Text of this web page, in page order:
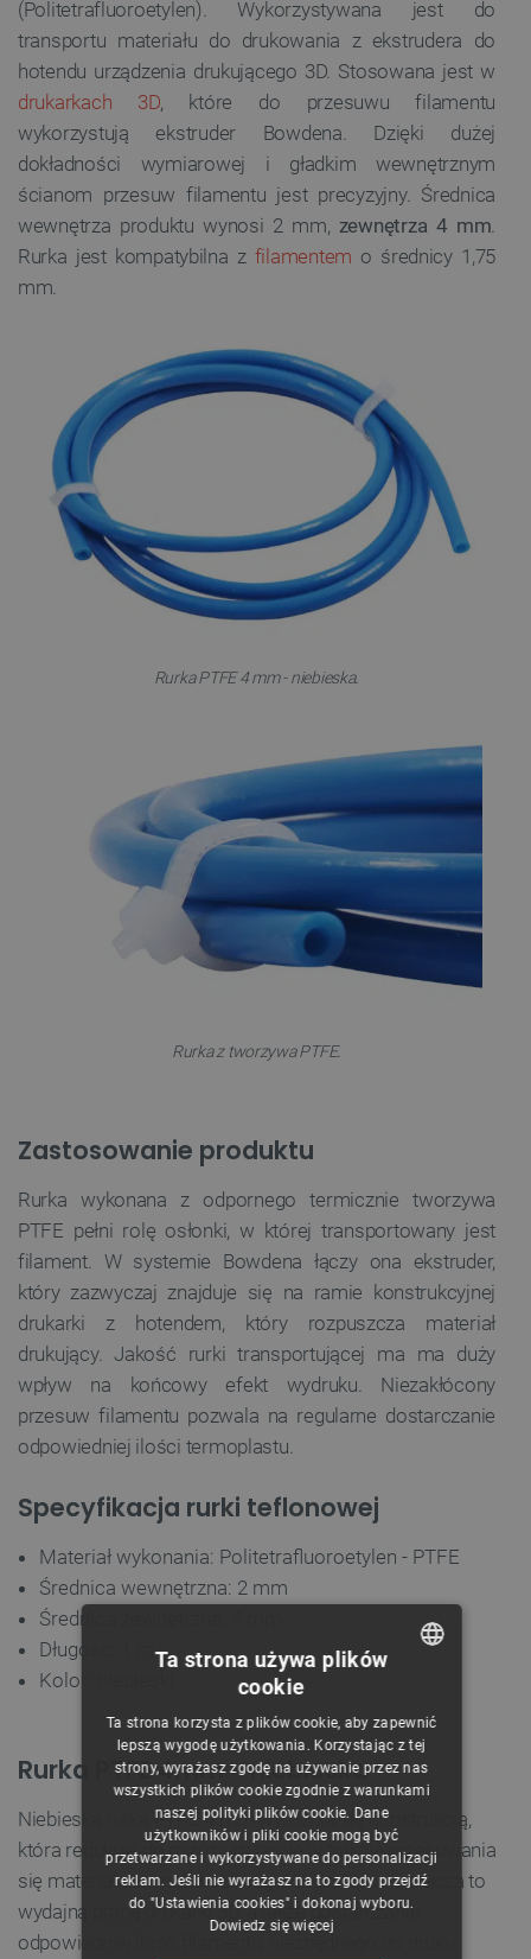
(Politetrafluoroetylen). Wykorzystywana jest do
transportu materiału do drukowania z ekstrudera do
hotendu urządzenia drukującego 3D. Stosowana jest w
drukarkach 3D, które do przesuwu filamentu
wykorzystują ekstruder Bowdena. Dzięki dużej
dokładności wymiarowej i gładkim wewnętrznym
ścianom przesuw filamentu jest precyzyjny. Średnica
wewnętrza produktu wynosi 2 mm, zewnętrza 4 mm
Rurka jest kompatybilna z filamentem o średnicy 1,75
mm.
Rurka PTFE 4 mm - niebieska.
Rurka z tworzywa PTFE.
Zastosowanie produktu
Rurka wykonana z odpornego termicznie tworzywa
PTFE pełni rolę osłonki, w której transportowany jest
filament. W systemie Bowdena łączy ona ekstruder,
który zazwyczaj znajduje się na ramie konstrukcyjnej
drukarki z hotendem, który rozpuszcza materiał
drukujący. Jakość rurki transportującej ma ma duży
wpływ na końcowy efekt wydruku. Niezakłócony
przesuw filamentu pozwala na regularne dostarczanie
odpowiedniej ilości termoplastu.
Specyfikacja rurki teflonowej
Materiał wykonania: Politetrafluoroetylen - PTFE
Średnica wewnętrzna: 2 mm
Średnica zewnętrzna: 4 mm
Długość: 1 m
Kolor: niebieski
Rurka PTFE 4mm - niebieska
Niebieska rurka PTFE 4 mm wyróżnia się konstrukcją,
która redukuje do minimum tarcie w trakcie przesuwania
się materiału termokurczliwego. W praktyce oznacza to
wydajną pracę drukarki 3D, a także dostarczanie
odpowiedniej ilość filamentu, niezbędnego do druku
CZECH
ENGLISH
GERMAN
Ta strona używa plików
cookie
Ta strona korzysta z plików cookie, aby zapewnić
lepszą wygodę użytkowania. Korzystając z tej
strony, wyrażasz zgodę na używanie przez nas
wszystkich plików cookie zgodnie z warunkami
naszej polityki plików cookie. Dane
użytkowników i pliki cookie mogą być
przetwarzane i wykorzystywane do personalizacji
reklam. Jeśli nie wyrażasz na to zgody przejdź
do "Ustawienia cookies" i dokonaj wyboru.
Dowiedz się więcej